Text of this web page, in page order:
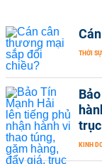
THỜI SỰ
KINH